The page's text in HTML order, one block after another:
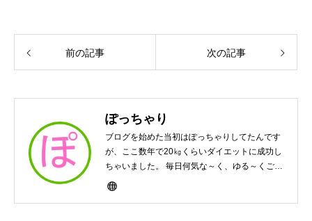
前の記事 次の記事
ぽっちゃり
ブログを始めた当初はぽっちゃりしてたんです
が、ここ数年で20㎏くらいダイエットに成功し
ちゃいました。 毎日何気な～く、ゆる～くご飯
作ってますんで、ゆる～い感じで見て頂けたら